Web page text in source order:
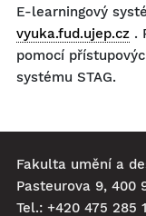
E-learningový
vyuka.fud.ujep.cz .
pomocí
systému STAG.
Fakulta umění a
Pasteurova 9, 400
Tel.: +420 475 285